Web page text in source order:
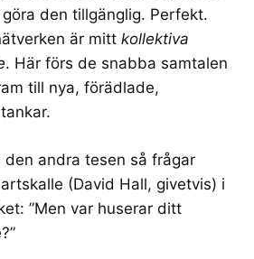
den tillgänglig. Perfekt.
är mitt kollektiva
. Här förs de snabba samtalen
till nya, förädlade,
andra tesen så frågar
(David Hall, givetvis) i
”Men var huserar ditt